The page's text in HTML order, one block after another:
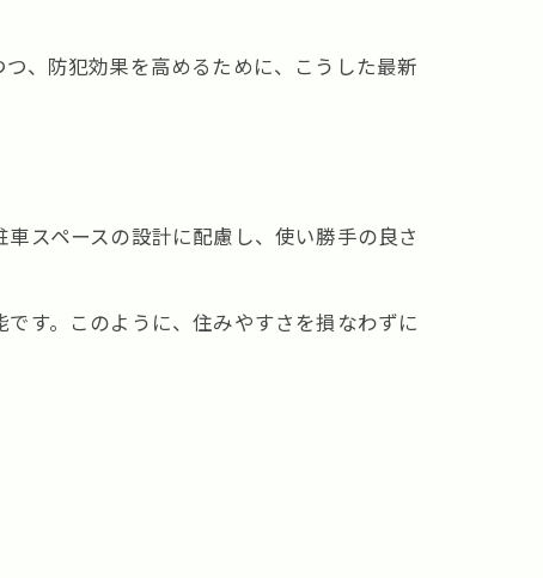
、防犯効果を高めるために、こうした最新
スペースの設計に配慮し、使い勝手の良さ
す。このように、住みやすさを損なわずに